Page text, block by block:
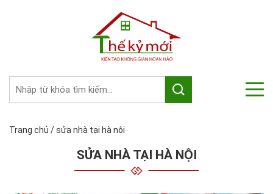
Trang chủ /sửa nhà tại hà nội
SỬA NHÀ TẠI HÀ NỘI